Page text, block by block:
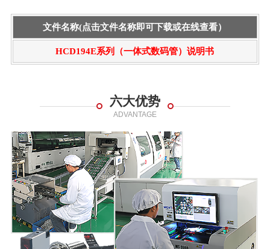
文件名称(点击文件名称即可下载或在线查看）
HCD194E系列（一体式数码管）说明书
六大优势
ADVANTAGE